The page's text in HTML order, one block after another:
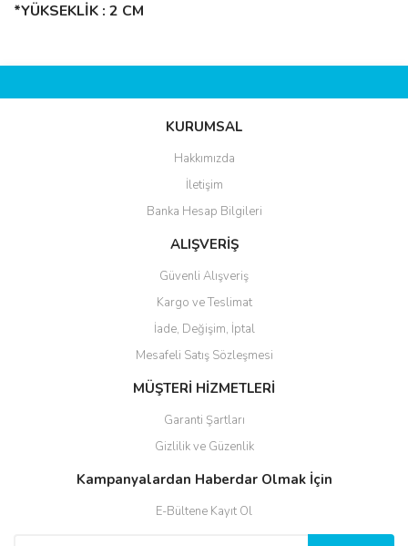
*YÜKSEKLİK : 2 CM
Ürün resmi kalitesiz, bozuk veya görüntülenemiyor.
Ürün açıklamasında eksik bilgiler bulunuyor.
Ürün bilgilerinde hatalar bulunuyor.
Ürün fiyatı diğer sitelerden daha pahalı.
Gönder
KURUMSAL
Hakkımızda
İletişim
Banka Hesap Bilgileri
ALIŞVERİŞ
Güvenli Alışveriş
Kargo ve Teslimat
İade, Değişim, İptal
Mesafeli Satış Sözleşmesi
MÜŞTERİ HİZMETLERİ
Garanti Şartları
Gizlilik ve Güzenlik
Kampanyalardan Haberdar Olmak İçin
E-Bültene Kayıt Ol